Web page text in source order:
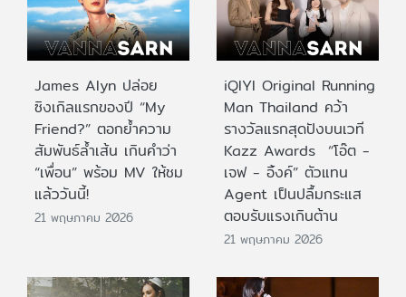
James Alyn ปล่อย
ซิงเกิลแรกของปี “My
Friend?” ตอกย้ำความ
สัมพันธ์ล้ำเส้น เกินคำว่า
“เพื่อน” พร้อม MV ให้ชม
แล้ววันนี้!
21 พฤษภาคม 2026
iQIYI Original Running
Man Thailand คว้า
รางวัลแรกสุดปังบนเวที
Kazz Awards “โอ๊ต -
เจฟ - อิ้งค์” ตัวแทน
Agent เป็นปลื้มกระแส
ตอบรับแรงเกินต้าน
21 พฤษภาคม 2026